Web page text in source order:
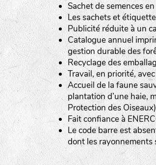
Sachet de semences
Les sachets et
Publicité réduite à un
Catalogue annuel
gestion durable des
Recyclage des
Travail, en priorité,
Accueil de la faune
plantation d’une haie,
Protection des
Fait confiance à
Le code barre est
dont les rayonnements